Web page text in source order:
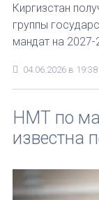
Киргизстан
группы
мандат на
04.06.2026 в 19:38
НМТ по
известна